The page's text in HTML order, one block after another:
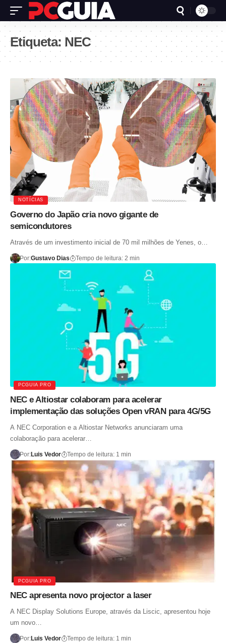
Etiqueta: NEC
NOTÍCIAS
Governo do Japão cria novo gigante de
semicondutores
Através de um investimento inicial de 70 mil milhões de Yenes, o…
Por:Gustavo Dias Tempo de leitura: 2 min
PCGUIA PRO
NEC e Altiostar colaboram para acelerar
implementação das soluções Open vRAN para 4G/5G
A NEC Corporation e a Altiostar Networks anunciaram uma
colaboração para acelerar…
Por:Luis Vedor Tempo de leitura: 1 min
PCGUIA PRO
NEC apresenta novo projector a laser
A NEC Display Solutions Europe, através da Liscic, apresentou hoje
um novo…
Por:Luis Vedor Tempo de leitura: 1 min